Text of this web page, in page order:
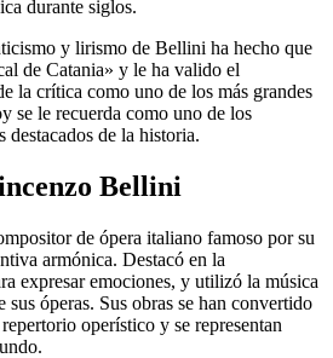
durante siglos.
y lirismo de Bellini ha hecho que
de Catania» y le ha valido el
la crítica como uno de los más grandes
se le recuerda como uno de los
destacados de la historia.
Bellini
de ópera italiano famoso por su
armónica. Destacó en la
expresar emociones, y utilizó la música
sus óperas. Sus obras se han convertido
operístico y se representan